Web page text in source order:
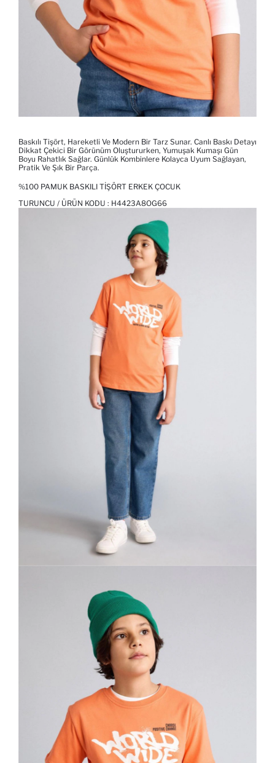
Baskılı Tişört, Hareketli Ve Modern Bir Tarz Sunar. Canlı Baskı Detayı
Dikkat Çekici Bir Görünüm Oluştururken, Yumuşak Kumaşı Gün
Boyu Rahatlık Sağlar. Günlük Kombinlere Kolayca Uyum Sağlayan,
Pratik Ve Şık Bir Parça.
%100 PAMUK BASKILI TIŞÖRT ERKEK ÇOCUK
TURUNCU / ÜRÜN KODU : H4423A8OG66